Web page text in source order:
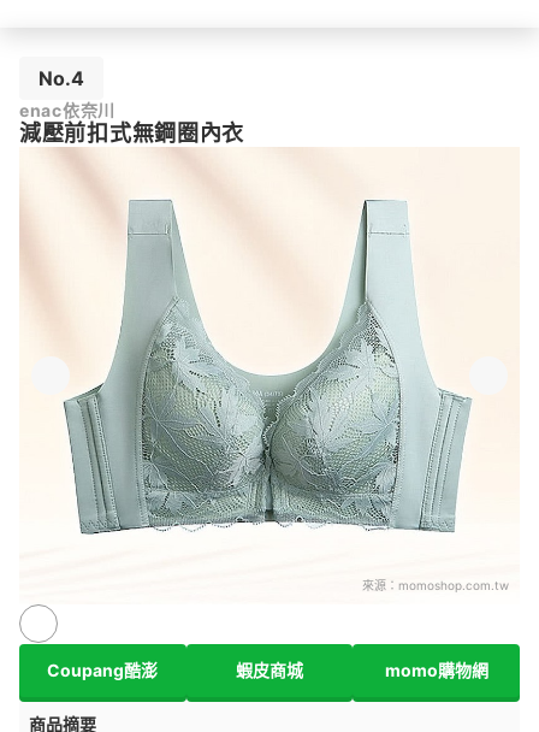
No.4
enac依奈川
減壓前扣式無鋼圈內衣
來源： momoshop.com.tw
Coupang酷澎 蝦皮商城 momo購物網
商品摘要